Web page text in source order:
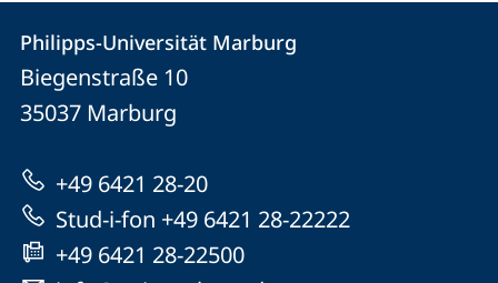
Kontakt
und
Informationen
zur
Website
Kontaktinformationen
Philipps-
Universität
Marburg
Philipps-Universität Marburg
Biegenstraße 10
35037 Marburg
+49 6421 28-20
Stud-i-fon +49 6421 28-22222
+49 6421 28-22500